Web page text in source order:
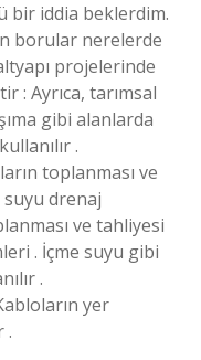
bir iddia beklerdim.
borular nerelerde
projelerinde
: Ayrıca, tarımsal
gibi alanlarda
.
toplanması ve
suyu drenaj
ve tahliyesi
. İçme suyu gibi
.
yer
.